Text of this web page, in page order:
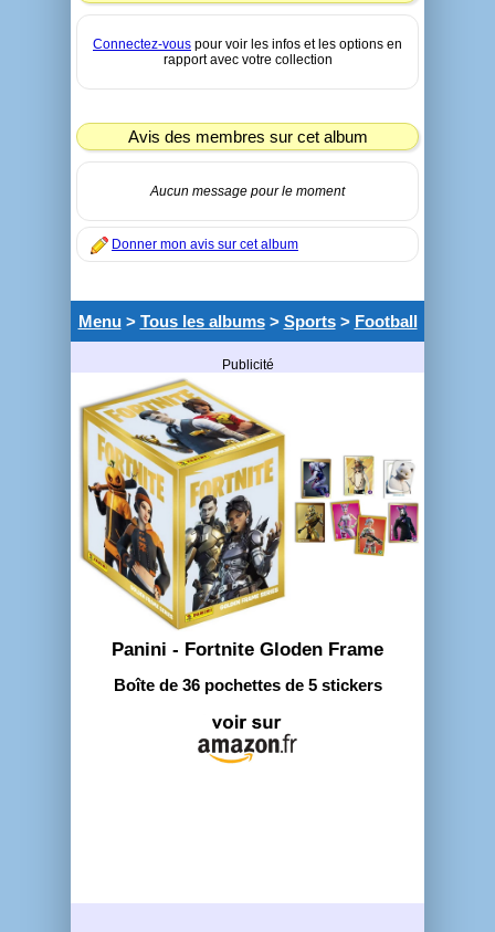
Connectez-vous pour voir les infos et les options en
rapport avec votre collection
Avis des membres sur cet album
Aucun message pour le moment
Donner mon avis sur cet album
Menu> Tous les albums> Sports> Football
Publicité
Panini - Fortnite Gloden Frame
Boîte de 36 pochettes de 5 stickers